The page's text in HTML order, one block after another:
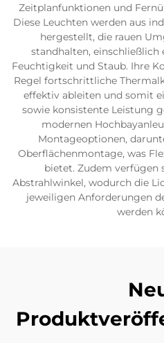
Zeitplanfunktionen und
Diese Leuchten werden aus
hergestellt, die rauen
standhalten, einschließlich
Feuchtigkeit und Staub. Ihre
Regel fortschrittliche
effektiv ableiten und somit
sowie konsistente Leistung
modernen
Montageoptionen,
Oberflächenmontage, was
bietet. Zudem verfügen
Abstrahlwinkel, wodurch die
jeweiligen Anforderungen
werden